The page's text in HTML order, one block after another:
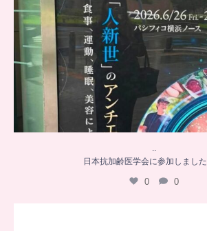
日本抗加齢医学会に参加しました
0 0